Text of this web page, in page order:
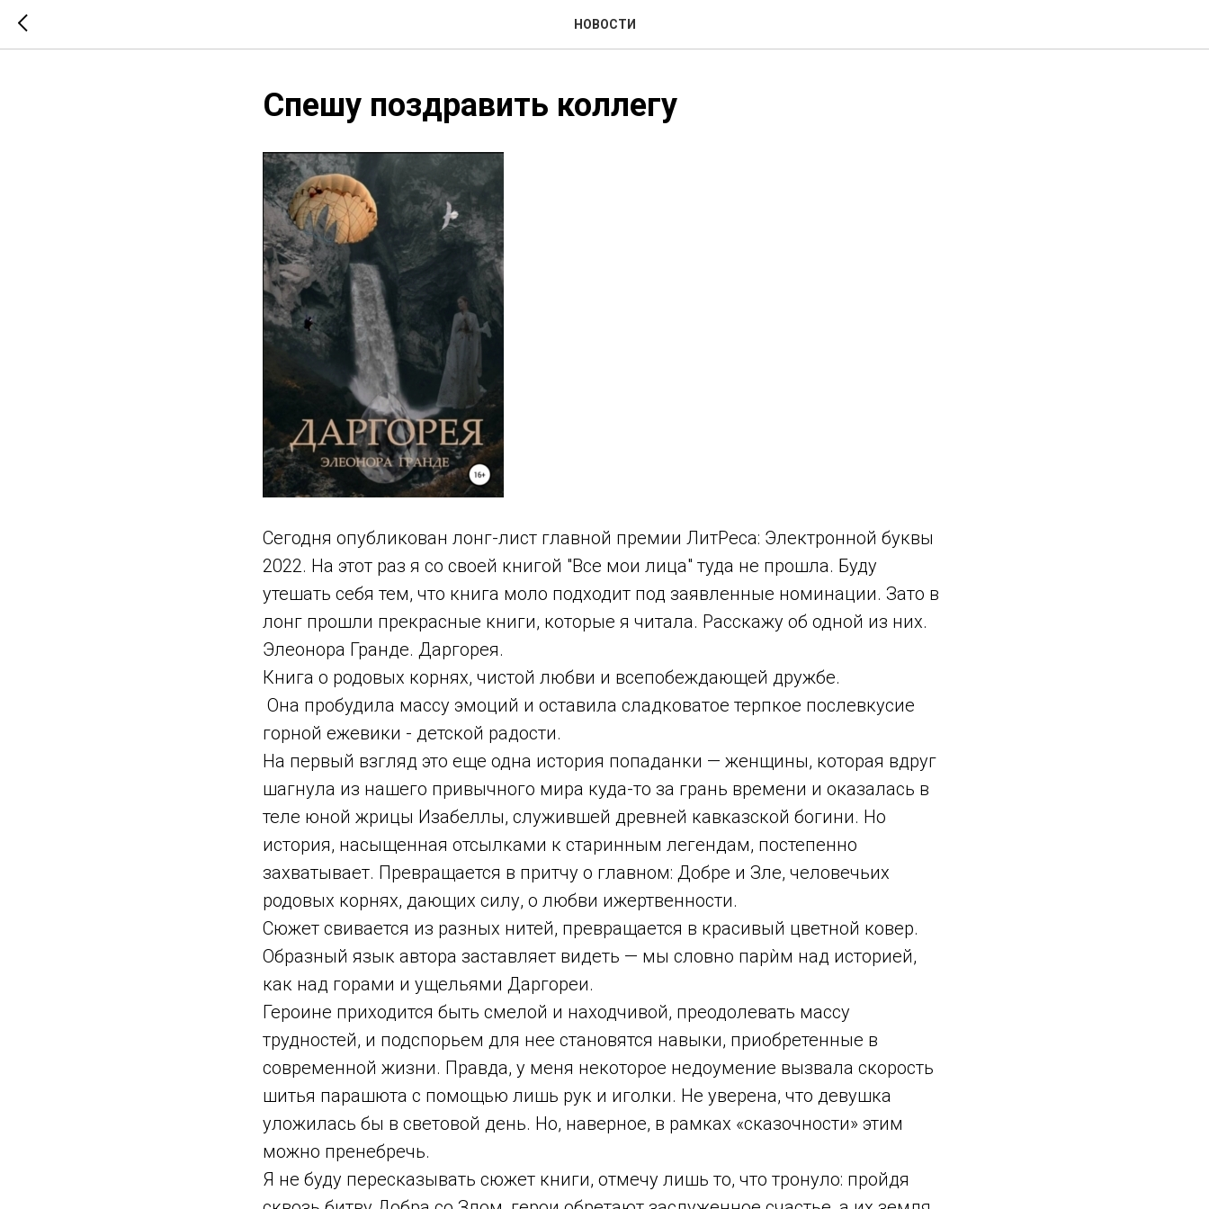
НОВОСТИ
Спешу поздравить коллегу
Сегодня опубликован лонг-лист главной премии ЛитРеса: Электронной буквы
2022. На этот раз я со своей книгой "Все мои лица" туда не прошла. Буду
утешать себя тем, что книга моло подходит под заявленные номинации. Зато в
лонг прошли прекрасные книги, которые я читала. Расскажу об одной из них.
Элеонора Гранде. Даргорея.
Книга о родовых корнях, чистой любви и всепобеждающей дружбе.
Она пробудила массу эмоций и оставила сладковатое терпкое послевкусие
горной ежевики - детской радости.
На первый взгляд это еще одна история попаданки — женщины, которая вдруг
шагнула из нашего привычного мира куда-то за грань времени и оказалась в
теле юной жрицы Изабеллы, служившей древней кавказской богини. Но
история, насыщенная отсылками к старинным легендам, постепенно
захватывает. Превращается в притчу о главном: Добре и Зле, человечьих
родовых корнях, дающих силу, о любви ижертвенности.
Сюжет свивается из разных нитей, превращается в красивый цветной ковер.
Образный язык автора заставляет видеть — мы словно парѝм над историей,
как над горами и ущельями Даргореи.
Героине приходится быть смелой и находчивой, преодолевать массу
трудностей, и подспорьем для нее становятся навыки, приобретенные в
современной жизни. Правда, у меня некоторое недоумение вызвала скорость
шитья парашюта с помощью лишь рук и иголки. Не уверена, что девушка
уложилась бы в световой день. Но, наверное, в рамках «сказочности» этим
можно пренебречь.
Я не буду пересказывать сюжет книги, отмечу лишь то, что тронуло: пройдя